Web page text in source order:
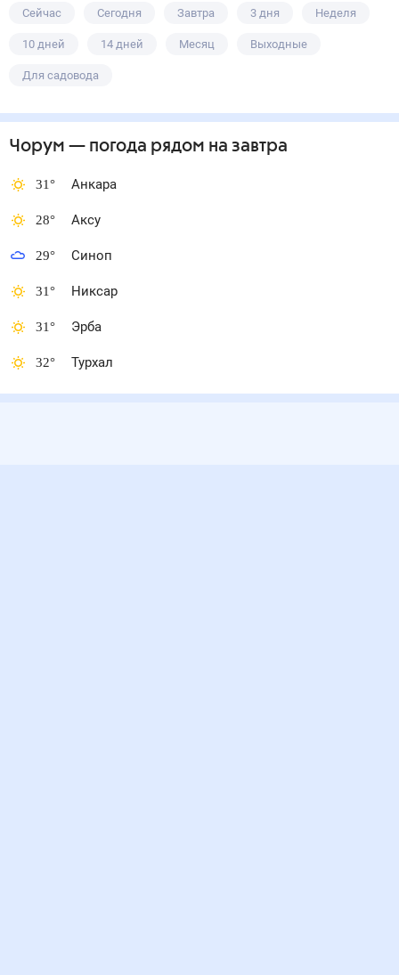
Сейчас Сегодня Завтра 3 дня Неделя
10 дней 14 дней Месяц Выходные
Для садовода
Чорум — погода рядом на завтра
31° Анкара
28° Аксу
29° Синоп
31° Никсар
31° Эрба
32° Турхал